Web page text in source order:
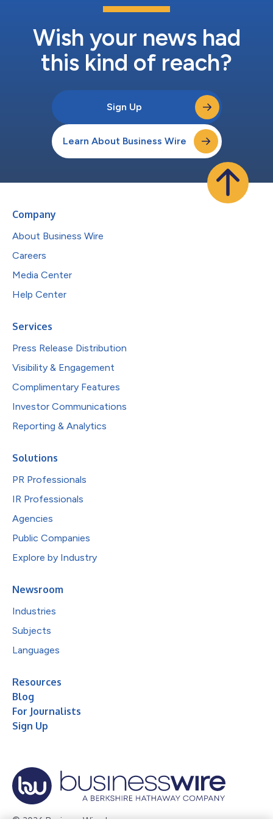
Wish your news had
this kind of reach?
Sign Up
Learn About Business Wire
Company
About Business Wire
Careers
Media Center
Help Center
Services
Press Release Distribution
Visibility & Engagement
Complimentary Features
Investor Communications
Reporting & Analytics
Solutions
PR Professionals
IR Professionals
Agencies
Public Companies
Explore by Industry
Newsroom
Industries
Subjects
Languages
Resources
Blog
For Journalists
Sign Up
© 2026 Business Wire, Inc.